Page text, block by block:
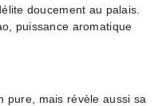
doucement au palais.
puissance aromatique
pure, mais révèle aussi sa